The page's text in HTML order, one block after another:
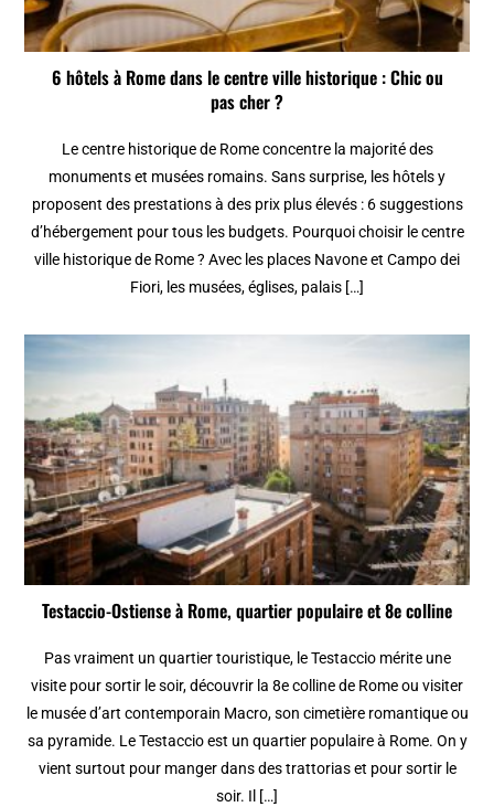
6 hôtels à Rome dans le centre ville historique : Chic ou
pas cher ?
Le centre historique de Rome concentre la majorité des
monuments et musées romains. Sans surprise, les hôtels y
proposent des prestations à des prix plus élevés : 6 suggestions
d’hébergement pour tous les budgets. Pourquoi choisir le centre
ville historique de Rome ? Avec les places Navone et Campo dei
Fiori, les musées, églises, palais […]
Testaccio-Ostiense à Rome, quartier populaire et 8e colline
Pas vraiment un quartier touristique, le Testaccio mérite une
visite pour sortir le soir, découvrir la 8e colline de Rome ou visiter
le musée d’art contemporain Macro, son cimetière romantique ou
sa pyramide. Le Testaccio est un quartier populaire à Rome. On y
vient surtout pour manger dans des trattorias et pour sortir le
soir. Il […]